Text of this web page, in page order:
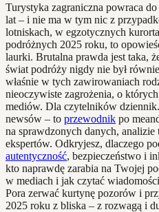
Turystyka zagraniczna powraca
lat – i nie ma w tym nic z
lotniskach, w egzotycznych
podróżnych 2025 roku, to
laurki. Brutalna prawda jest taka,
świat podróży nigdy nie był
właśnie w tych zawirowaniach
nieoczywiste zagrożenia, o
mediów. Dla czytelników dziennik.
newsów – to przewodnik po
na sprawdzonych danych, analizie
ekspertów. Odkryjesz, dlaczego
autentyczność, bezpieczeństwo i
kto naprawdę zarabia na Twojej
w mediach i jak czytać
Pora zerwać kurtynę pozorów i
2025 roku z bliska – z rozwagą i